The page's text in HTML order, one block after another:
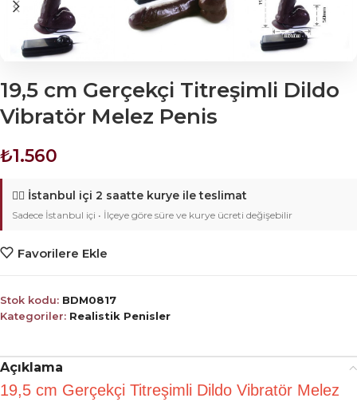
19,5 cm Gerçekçi Titreşimli Dildo
Vibratör Melez Penis
₺1.560
🚴‍♂️ İstanbul içi 2 saatte kurye ile teslimat
Sadece İstanbul içi • İlçeye göre süre ve kurye ücreti değişebilir
Favorilere Ekle
Stok kodu: BDM0817
Kategoriler: Realistik Penisler
Açıklama
19,5 cm Gerçekçi Titreşimli Dildo Vibratör Melez